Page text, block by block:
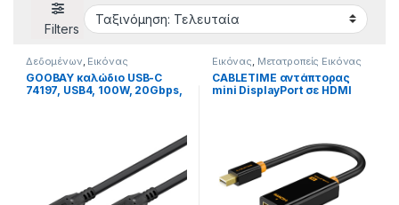
Filters
Δεδομένων Εικόνας
GOOBAY καλώδιο USB-C
74197, USB4, 100W, 20Gbps,
Εικόνας Μετατροπείς Εικόνας
CABLETIME αντάπτορας
mini DisplayPort σε HDMI